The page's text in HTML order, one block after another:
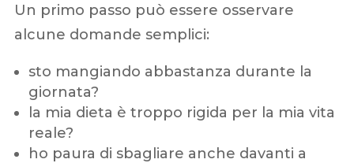
Un primo passo può essere osservare
alcune domande semplici:
sto mangiando abbastanza durante la
giornata?
la mia dieta è troppo rigida per la mia vita
reale?
ho paura di sbagliare anche davanti a